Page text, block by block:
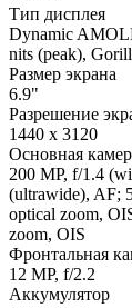
Тип дисплея
Dynamic
nits (peak),
Размер экрана
6.9"
Разрешение
1440 x 3120
Основная
200 MP, f/1.4
(ultrawide), AF;
optical zoom,
zoom, OIS
Фронтальная
12 MP, f/2.2
Аккумулятор